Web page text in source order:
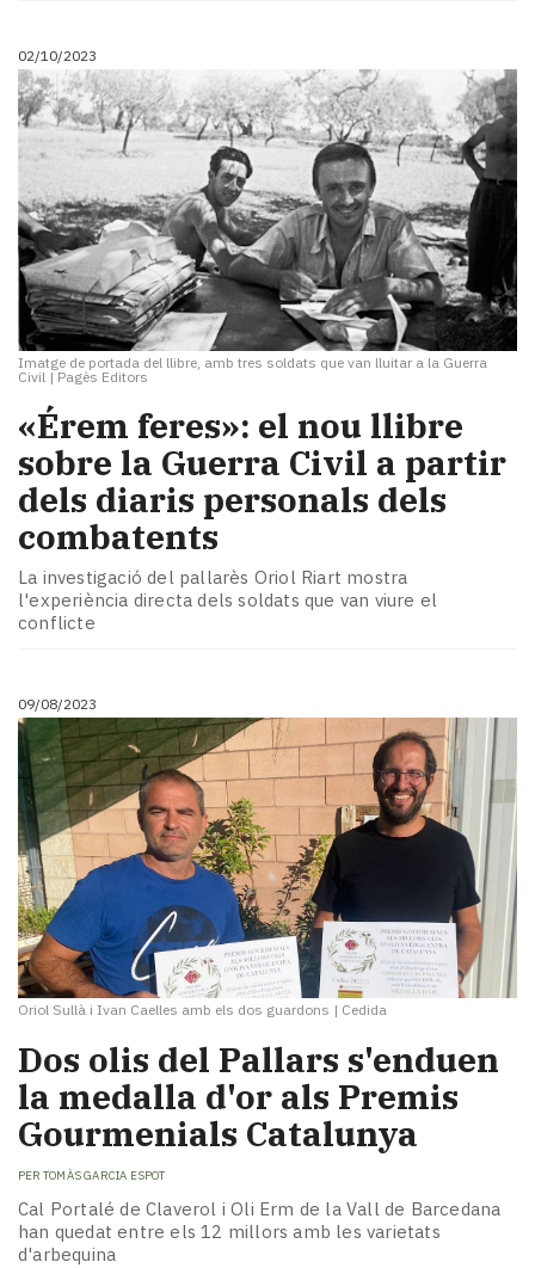
02/10/2023
Imatge de portada del llibre, amb tres soldats que van lluitar a la Guerra
Civil |Pagès Editors
«Érem feres»: el nou llibre
sobre la Guerra Civil a partir
dels diaris personals dels
combatents
La investigació del pallarès Oriol Riart mostra
l'experiència directa dels soldats que van viure el
conflicte
09/08/2023
Oriol Sullà i Ivan Caelles amb els dos guardons | Cedida
Dos olis del Pallars s'enduen
la medalla d'or als Premis
Gourmenials Catalunya
PER TOMÀS GARCIA ESPOT
Cal Portalé de Claverol i Oli Erm de la Vall de Barcedana
han quedat entre els 12 millors amb les varietats
d'arbequina